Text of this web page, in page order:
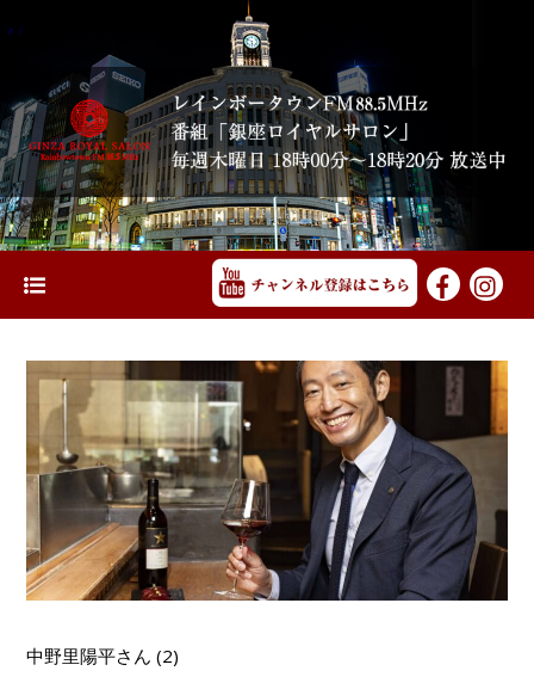
中野里陽平さん (2)